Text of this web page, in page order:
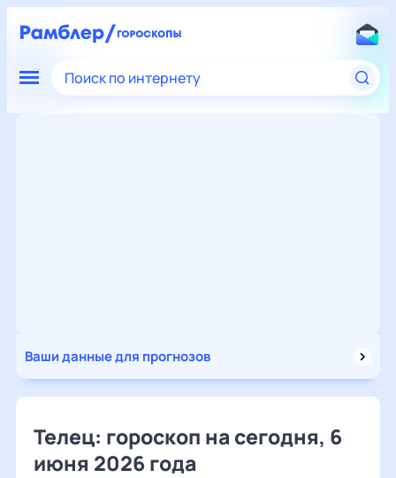
Поиск по интернету
Ваши данные для прогнозов
Телец: гороскоп на сегодня, 6
июня 2026 года